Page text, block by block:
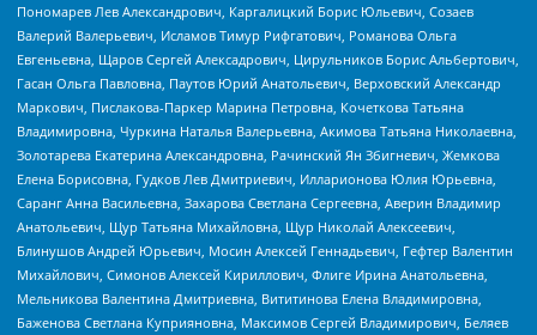
Пономарев Лев Александрович, Каргалицкий Борис Юльевич, Созаев
Валерий Валерьевич, Исламов Тимур Рифгатович, Романова Ольга
Евгеньевна, Щаров Сергей Алексадрович, Цирульников Борис Альбертович,
Гасан Ольга Павловна, Паутов Юрий Анатольевич, Верховский Александр
Маркович, Пислакова-Паркер Марина Петровна, Кочеткова Татьяна
Владимировна, Чуркина Наталья Валерьевна, Акимова Татьяна Николаевна,
Золотарева Екатерина Александровна, Рачинский Ян Збигневич, Жемкова
Елена Борисовна, Гудков Лев Дмитриевич, Илларионова Юлия Юрьевна,
Саранг Анна Васильевна, Захарова Светлана Сергеевна, Аверин Владимир
Анатольевич, Щур Татьяна Михайловна, Щур Николай Алексеевич,
Блинушов Андрей Юрьевич, Мосин Алексей Геннадьевич, Гефтер Валентин
Михайлович, Симонов Алексей Кириллович, Флиге Ирина Анатольевна,
Мельникова Валентина Дмитриевна, Вититинова Елена Владимировна,
Баженова Светлана Куприяновна, Максимов Сергей Владимирович, Беляев